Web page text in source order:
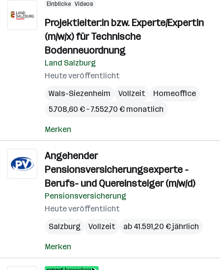
Einblicke Videos
Projektleiter:in bzw. Experte/Expertin
(m/w/x) für Technische
Bodenneuordnung
Land Salzburg
Heute veröffentlicht
Wals-Siezenheim
Vollzeit
Homeoffice
5.708,60 € – 7.552,70 € monatlich
Merken
Angehender
Pensionsversicherungsexperte -
Berufs- und Quereinsteiger (m/w/d)
Pensionsversicherung
Heute veröffentlicht
Salzburg
Vollzeit ab 41.591,20 € jährlich
Merken